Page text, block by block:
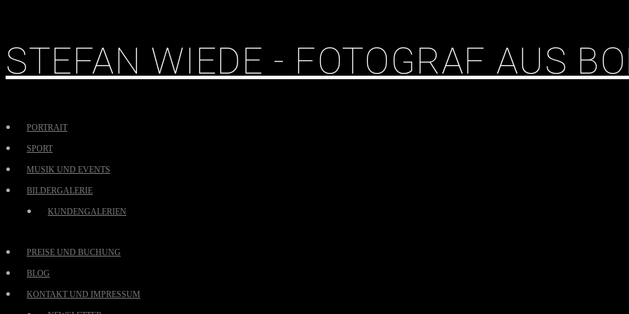
STEFAN WIEDE - FOTOGRAF AUS
PORTRAIT
SPORT
MUSIK UND EVENTS
BILDERGALERIE
KUNDENGALERIEN
PREISE UND BUCHUNG
BLOG
KONTAKT UND IMPRESSUM